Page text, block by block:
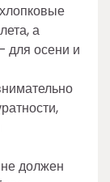
а
для осени и
должен